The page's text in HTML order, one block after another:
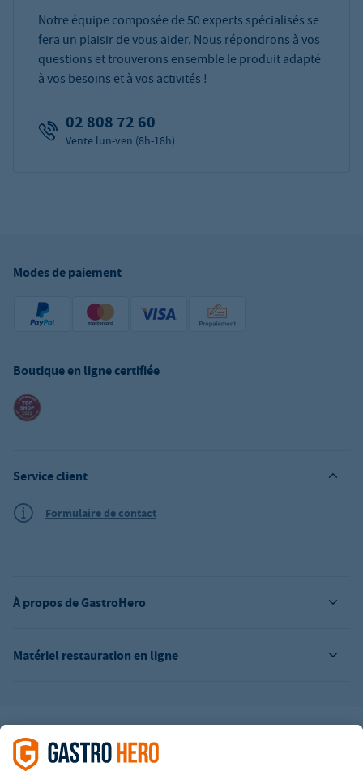
Notre équipe composée de 50 experts spécialisés se
fera un plaisir de vous aider. Nous répondrons à vos
questions et trouverons ensemble le produit adapté
à vos besoins et à vos activités !
02 808 72 60
Vente lun-ven (8h-18h)
Modes de paiement
Boutique en ligne certifiée
Matériel restauration en ligne
À propos de GastroHero
Service client
Formulaire de contact
L’offre de la société GastroHero est exclusivement destinée aux
entreprises. Tous les prix sont des prix unitaires nets majorés de